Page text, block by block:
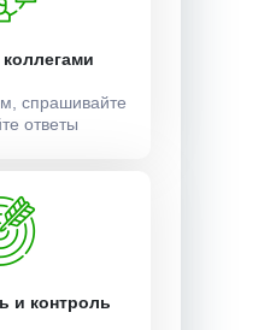
спрашивайте
ответы
и контроль